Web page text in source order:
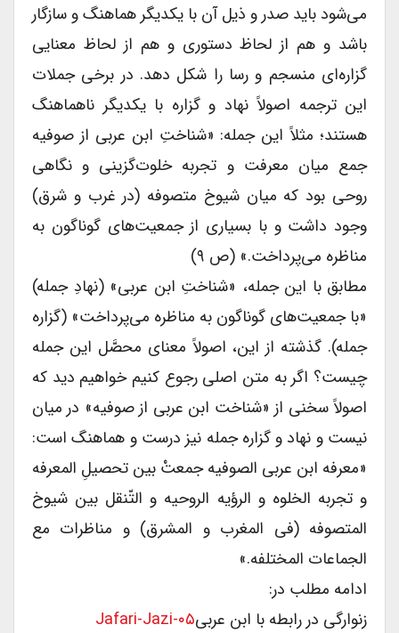
می‌شود باید صدر و ذیل آن با یکدیگر هماهنگ و سازگار
باشد و هم از لحاظ دستوری و هم از لحاظ معنایی
گزاره‌ای منسجم و رسا را شکل دهد. در برخی جملات
این ترجمه اصولاً نهاد و گزاره با یکدیگر ناهماهنگ
هستند؛ مثلاً این جمله: «شناختِ ابن عربی از صوفیه
جمع میان معرفت و تجربه خلوت‌گزینی و نگاهی
روحی بود که میان شیوخ متصوفه (در غرب و شرق)
وجود داشت و با بسیاری از جمعیت‌های گوناگون به
مناظره می‌پرداخت.» (ص ۹)
مطابق با این جمله، «شناختِ ابن عربی» (نهادِ جمله)
«با جمعیت‌های گوناگون به مناظره می‌پرداخت» (گزاره
جمله). گذشته از این، اصولاً معنای محصَّل این جمله
چیست؟ اگر به متن اصلی رجوع کنیم خواهیم دید که
اصولاً سخنی از «شناخت ابن عربی از صوفیه» در میان
نیست و نهاد و گزاره جمله نیز درست و هماهنگ است:
«معرفه ابن عربی الصوفیه جمعتْ بین تحصیلِ المعرفه
و تجربه الخلوه و الرؤیه الروحیه و التّنقل بین شیوخ
المتصوفه (فی المغرب و المشرق) و مناظرات مع
الجماعات المختلفه.»
ادامه مطلب در:
زنوارگی در رابطه با ابن عربی۰۵-Jafari-Jazi